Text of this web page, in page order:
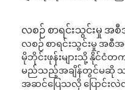
လစဉ် စာရင်းသွင်းမှု အစီ
လစဉ် စာရင်းသွင်းမှု အစီအ
မိုဘိုင်းဖုန်းများသို့ နိုင်ငံတက
မည်သည့်အချိန်တွင်မဆို
အဆင်ပြေသလို ပြောင်း